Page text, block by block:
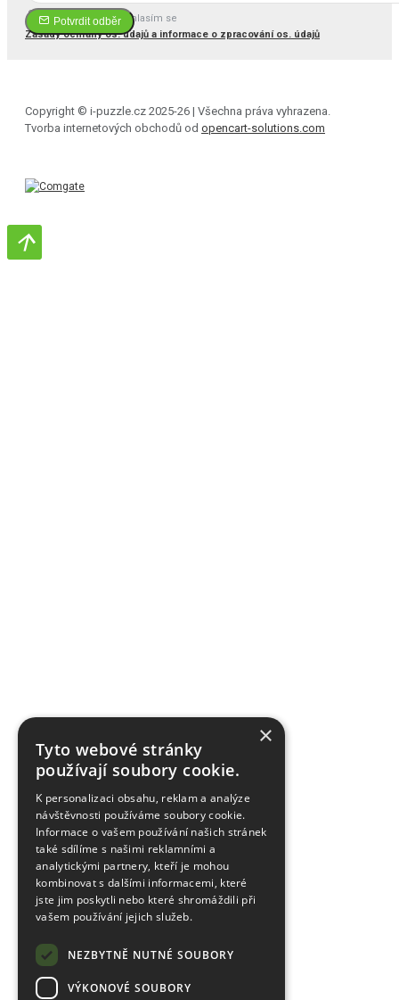
Potvrdit odběr
Četl(a) jsem a souhlasím se
Zásady ochrany os. údajů a informace o zpracování os. údajů
Copyright © i-puzzle.cz 2025-26 | Všechna práva vyhrazena.
Tvorba internetových obchodů od opencart-solutions.com
×
Tyto webové stránky
používají soubory cookie.
K personalizaci obsahu, reklam a analýze
návštěvnosti používáme soubory cookie.
Informace o vašem používání našich stránek
také sdílíme s našimi reklamními a
analytickými partnery, kteří je mohou
kombinovat s dalšími informacemi, které
jste jim poskytli nebo které shromáždili při
vašem používání jejich služeb.
NEZBYTNĚ NUTNÉ SOUBORY
VÝKONOVÉ SOUBORY